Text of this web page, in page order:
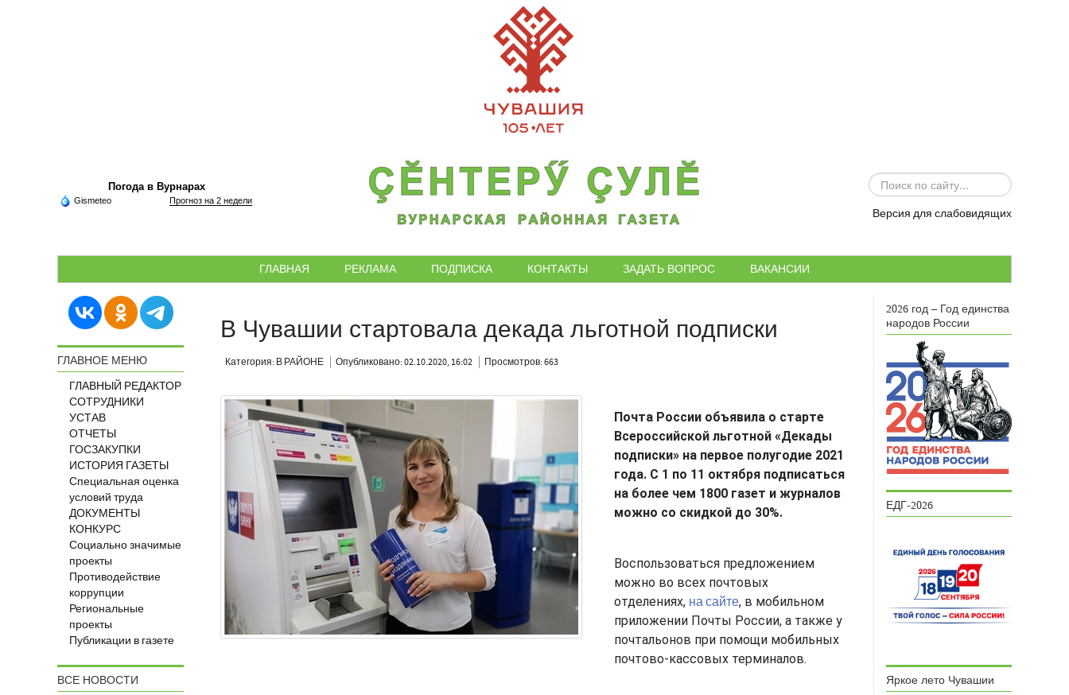
Погода в Вурнарах
Gismeteo Прогноз на 2 недели
ИСКАТЬ...
Версия для слабовидящих
ГЛАВНАЯ РЕКЛАМА ПОДПИСКА КОНТАКТЫ ЗАДАТЬ ВОПРОС ВАКАНСИИ
ГЛАВНОЕ МЕНЮ
ГЛАВНЫЙ РЕДАКТОР
СОТРУДНИКИ
УСТАВ
ОТЧЕТЫ
ГОСЗАКУПКИ
ИСТОРИЯ ГАЗЕТЫ
Специальная оценка
условий труда
ДОКУМЕНТЫ
КОНКУРС
Социально значимые
проекты
Противодействие
коррупции
Региональные
проекты
Публикации в газете
ВСЕ НОВОСТИ
В Чувашии стартовала декада льготной подписки
Категория: В РАЙОНЕ Опубликовано: 02.10.2020, 16:02 Просмотров: 663
Почта России объявила о старте
Всероссийской льготной «Декады
подписки» на первое полугодие 2021
года. С 1 по 11 октября подписаться
на более чем 1800 газет и журналов
можно со скидкой до 30%.
Воспользоваться предложением
можно во всех почтовых
отделениях, на сайте, в мобильном
приложении Почты России, а также у
почтальонов при помощи мобильных
почтово-кассовых терминалов.
2026 год – Год единства
народов России
ЕДГ-2026
Яркое лето Чувашии